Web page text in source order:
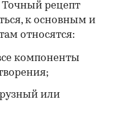
Точный рецепт
к основным и
относятся:
компоненты
или